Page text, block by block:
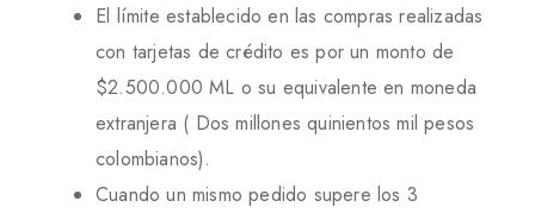
El límite establecido en las compras realizadas
con tarjetas de crédito es por un monto de
$2.500.000 ML o su equivalente en moneda
extranjera ( Dos millones quinientos mil pesos
colombianos).
Cuando un mismo pedido supere los 3